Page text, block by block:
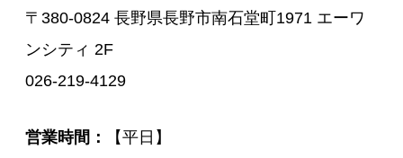
〒380-0824 長野県長野市南石堂町1971 エーワ
ンシティ 2F
026-219-4129
営業時間
【平日】